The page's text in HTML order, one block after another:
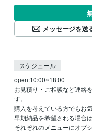
メッセージを送
スケジュール
open:10:00~18:00
お見積り・ご相談など連絡
す。
購入を考えている方でもお
早期納品を希望される場合
それぞれのメニューにオプ